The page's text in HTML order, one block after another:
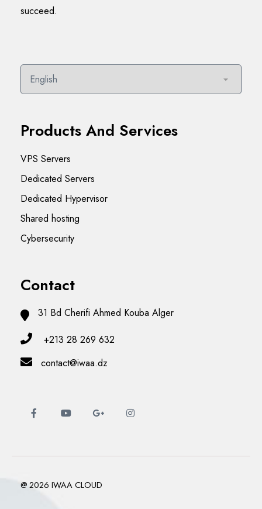
succeed.
Choose a language
Products And Services
VPS Servers
Dedicated Servers
Dedicated Hypervisor
Shared hosting
Cybersecurity
Contact
31 Bd Cherifi Ahmed Kouba Alger
+213 28 269 632
contact@iwaa.dz
@ 2026 IWAA CLOUD